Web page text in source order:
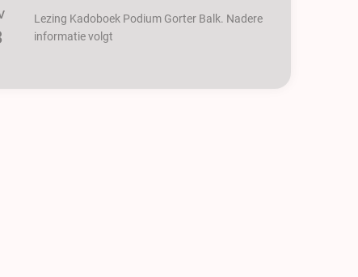
Lezing Kadoboek Podium Gorter Balk. Nadere
informatie volgt